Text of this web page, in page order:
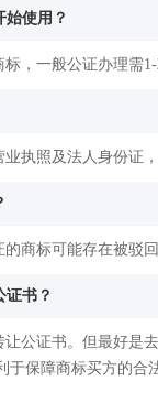
始使用？
，一般公证办理需1-
执照及法人身份证
商标可能存在被驳
证书？
公证书。但最好是
保障商标买方的合